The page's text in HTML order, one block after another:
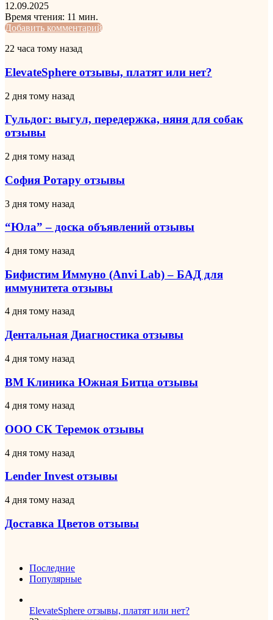
12.09.2025
Время чтения: 11 мин.
LinkedIn
Tumblr
Pinterest
Reddit
Вконтакте
Одноклассники
Skype
Messenger
Messenger
WhatsApp
Telegram
Viber
Line
Поделиться
электронную
Печатать
Добавить комментарий
ElevateSphere
платят
или
нет?
22 часа тому назад
ElevateSphere отзывы, платят или нет?
Гульдог:
передержка,
няня
для
отзывы
2 дня тому назад
Гульдог: выгул, передержка, няня для собак
отзывы
София
отзывы
2 дня тому назад
София Ротару отзывы
“Юла”
доска
отзывы
3 дня тому назад
“Юла” – доска объявлений отзывы
Бифистим
(Anvi
Lab)
–
для
отзывы
4 дня тому назад
Бифистим Иммуно (Anvi Lab) – БАД для
иммунитета отзывы
Дентальная
отзывы
4 дня тому назад
Дентальная Диагностика отзывы
ВМ
Южная
Битца
отзывы
4 дня тому назад
ВМ Клиника Южная Битца отзывы
ООО
Теремок
отзывы
4 дня тому назад
ООО СК Теремок отзывы
Lender
отзывы
4 дня тому назад
Lender Invest отзывы
Доставка
отзывы
4 дня тому назад
Доставка Цветов отзывы
Последние
Популярные
ElevateSphere отзывы, платят или нет?